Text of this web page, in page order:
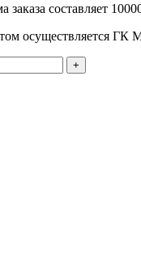
составляет
осуществляется